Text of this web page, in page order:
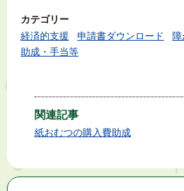
カテゴリー
経済的支援
申請書ダウンロード
障
助成・手当等
関連記事
紙おむつの購入費助成